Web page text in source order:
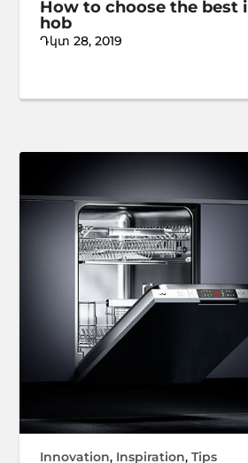
How to choose the best
hob
Դկտ 28, 2019
Innovation, Inspiration,Tips